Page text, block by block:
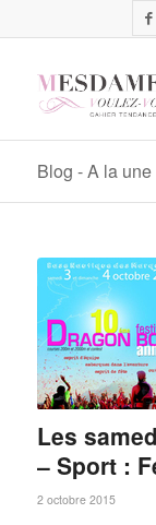
Blog - A la une
Les
– Sport :
2 octobre 2015